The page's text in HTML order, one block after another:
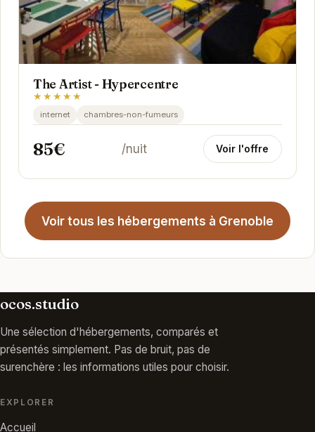
The Artist - Hypercentre
★★★★★
internet chambres-non-fumeurs
85€ /nuit Voir l'offre
Voir tous les hébergements à Grenoble
ocos.studio
Une sélection d'hébergements, comparés et
présentés simplement. Pas de bruit, pas de
surenchère : les informations utiles pour choisir.
EXPLORER
Accueil